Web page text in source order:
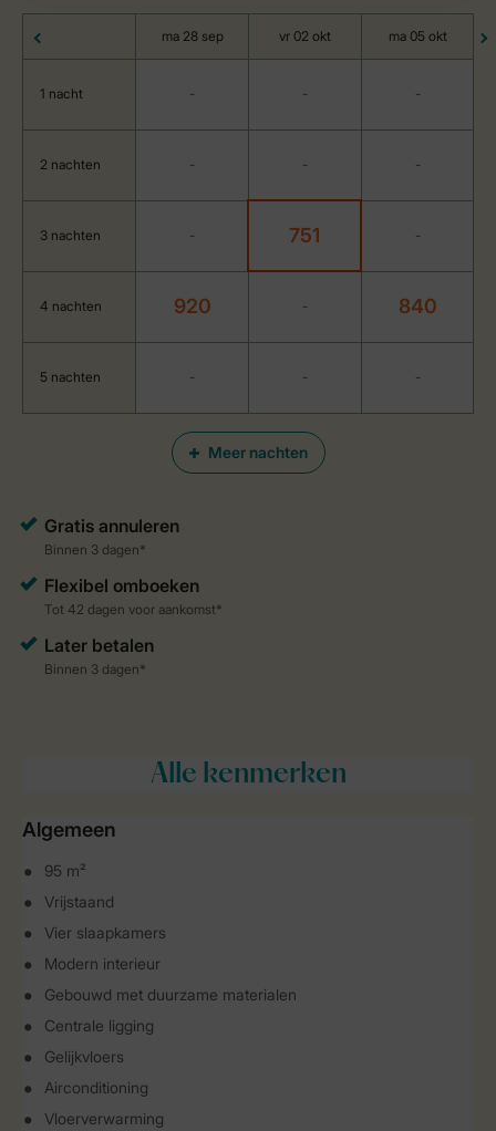
Meer nachten
ma 28 sep vr 02 okt ma 05 okt
1 nacht - - -
2 nachten - - -
3 nachten - 751 -
4 nachten 920 - 840
5 nachten - - -
Alle kenmerken
Algemeen
95 m²
Vrijstaand
Vier slaapkamers
Modern interieur
Gebouwd met duurzame materialen
Centrale ligging
Gelijkvloers
Airconditioning
Vloerverwarming